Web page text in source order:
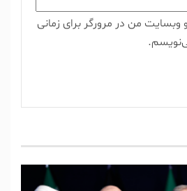
وبسایت من در مرورگر برای زمانی